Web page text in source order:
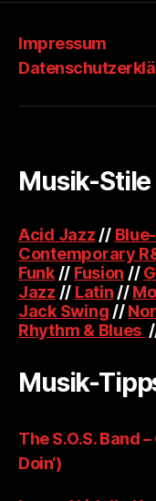
Impressum
Musik-Stile
Acid Jazz //
Contemporary
Funk// Fusion //
Jazz // Latin //
Jack Swing //
Rhythm & Blues
Musik-
The S.O.S. Band
Doin‘)